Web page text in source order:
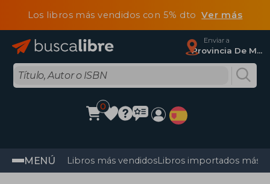
Los libros más vendidos con 5% dtoVer más
Enviar a
Provincia De Madrid
0
MENÚ Libros más vendidosLibros importados más